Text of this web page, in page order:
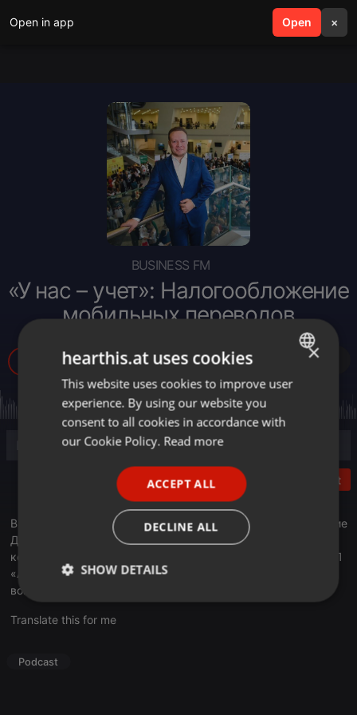
Open in app Open ×
search menu
BUSINESS FM
«У нас – учет»: Налогообложение
мобильных переводов
300 1
Post
В эфире очередной выпуск рубрики «У нас – учет». Ведущие
Данияр Даутов и Максим Барышев, основатель группы
компаний Учет.kz, председатель регионального совета НПП
«Атамекен» по городу Алматы, обсудили актуальные
вопросы бизнеса
Translate this for me
Podcast
ENGLISH
GERMAN
×
hearthis.at uses cookies
This website uses cookies to improve user
experience. By using our website you
consent to all cookies in accordance with
our Cookie Policy. Read more
ACCEPT ALL
DECLINE ALL
SHOW DETAILS
Strictly
necessary
Targeting Functionality